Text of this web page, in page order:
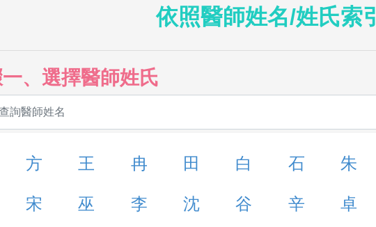
依照醫師姓名/姓氏索引
、選擇醫師姓氏
方 王 冉 田 白 石 朱
宋 巫 李 沈 谷 辛 卓